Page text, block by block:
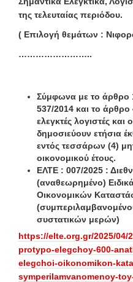
της τελευταίας περιόδου.
( Επιλογή θεμάτων :
……………………..
Σύμφωνα με το άρθρο
537/2014 και το
ελεγκτές λογιστές και
δημοσιεύουν ετήσια
εντός τεσσάρων (4)
οικονομικού έτους.
ΕΛΤΕ : 007/2025 :
(αναθεωρημένο)
Οικονομικών
συστατικών μερών)
https://elte.org.gr/2025/04/
protypo-elegchoy-600-
elegchoi-oikonomikon-
symperilamvanomenoy-